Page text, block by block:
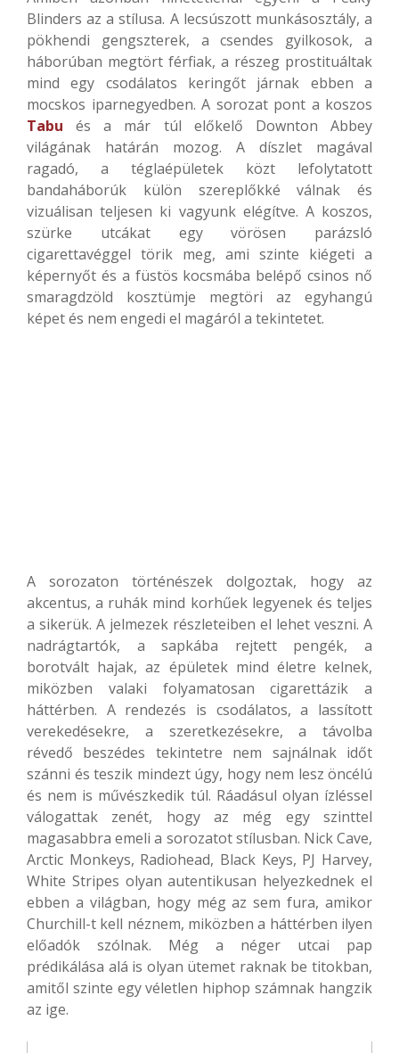
Blinders az a stílusa. A lecsúszott munkásosztály, a
pökhendi gengszterek, a csendes gyilkosok, a
háborúban megtört férfiak, a részeg prostituáltak
mind egy csodálatos keringőt járnak ebben a
mocskos iparnegyedben. A sorozat pont a koszos
Tabu és a már túl előkelő Downton Abbey
világának határán mozog. A díszlet magával
ragadó, a téglaépületek közt lefolytatott
bandaháborúk külön szereplőkké válnak és
vizuálisan teljesen ki vagyunk elégítve. A koszos,
szürke utcákat egy vörösen parázsló
cigarettavéggel törik meg, ami szinte kiégeti a
képernyőt és a füstös kocsmába belépő csinos nő
smaragdzöld kosztümje megtöri az egyhangú
képet és nem engedi el magáról a tekintetet.
A sorozaton történészek dolgoztak, hogy az
akcentus, a ruhák mind korhűek legyenek és teljes
a sikerük. A jelmezek részleteiben el lehet veszni. A
nadrágtartók, a sapkába rejtett pengék, a
borotvált hajak, az épületek mind életre kelnek,
miközben valaki folyamatosan cigarettázik a
háttérben. A rendezés is csodálatos, a lassított
verekedésekre, a szeretkezésekre, a távolba
révedő beszédes tekintetre nem sajnálnak időt
szánni és teszik mindezt úgy, hogy nem lesz öncélú
és nem is művészkedik túl. Ráadásul olyan ízléssel
válogattak zenét, hogy az még egy szinttel
magasabbra emeli a sorozatot stílusban. Nick Cave,
Arctic Monkeys, Radiohead, Black Keys, PJ Harvey,
White Stripes olyan autentikusan helyezkednek el
ebben a világban, hogy még az sem fura, amikor
Churchill-t kell néznem, miközben a háttérben ilyen
előadók szólnak. Még a néger utcai pap
prédikálása alá is olyan ütemet raknak be titokban,
amitől szinte egy véletlen hiphop számnak hangzik
az ige.